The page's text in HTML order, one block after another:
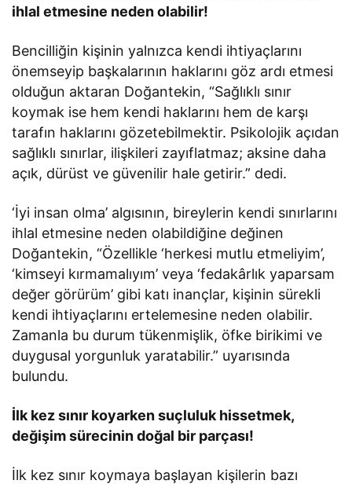
ihlal etmesine neden olabilir!
Bencilliğin kişinin yalnızca kendi ihtiyaçlarını
önemseyip başkalarının haklarını göz ardı etmesi
olduğun aktaran Doğantekin, “Sağlıklı sınır
koymak ise hem kendi haklarını hem de karşı
tarafın haklarını gözetebilmektir. Psikolojik açıdan
sağlıklı sınırlar, ilişkileri zayıflatmaz; aksine daha
açık, dürüst ve güvenilir hale getirir.” dedi.
‘İyi insan olma’ algısının, bireylerin kendi sınırlarını
ihlal etmesine neden olabildiğine değinen
Doğantekin, “Özellikle ‘herkesi mutlu etmeliyim’,
‘kimseyi kırmamalıyım’ veya ‘fedakârlık yaparsam
değer görürüm’ gibi katı inançlar, kişinin sürekli
kendi ihtiyaçlarını ertelemesine neden olabilir.
Zamanla bu durum tükenmişlik, öfke birikimi ve
duygusal yorgunluk yaratabilir.” uyarısında
bulundu.
İlk kez sınır koyarken suçluluk hissetmek,
değişim sürecinin doğal bir parçası!
İlk kez sınır koymaya başlayan kişilerin bazı